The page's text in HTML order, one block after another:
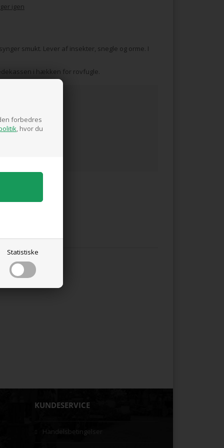
forbedres
, hvor du
Statistiske
igen
smukt. Lever af insekter, snegle og orme. I
i hækken for rovfugle.
KUNDESERVICE
Handelsbetingelser